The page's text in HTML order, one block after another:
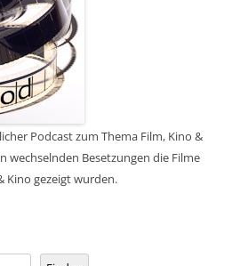
Podcast zum Thema Film, Kino &
wechselnden Besetzungen die Filme
Kino gezeigt wurden.